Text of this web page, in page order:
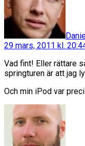
29 mars, 2011 kl.
Vad fint! Eller rättare
springturen är att jag
Och min iPod var